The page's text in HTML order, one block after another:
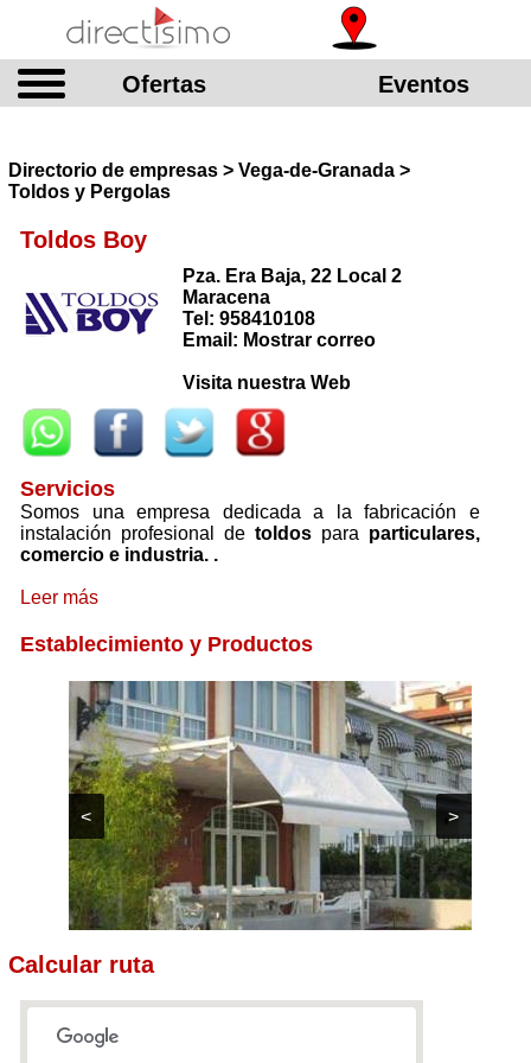
Ofertas Eventos
Directorio de empresas > Vega-de-Granada >
Toldos y Pergolas
Toldos Boy
Pza. Era Baja, 22 Local 2
Maracena
Tel: 958410108
Email: Mostrar correo
Visita nuestra Web
Servicios
Somos una empresa dedicada a la fabricación e
instalación profesional de toldos para particulares,
comercio e industria. .
Leer más
Establecimiento y Productos
< >
Calcular ruta